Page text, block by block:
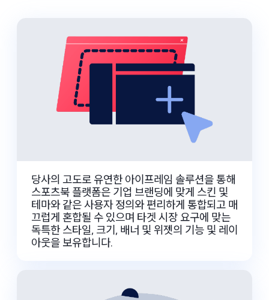
당사의 고도로 유연한 아이프레임 솔루션을 통해
스포츠북 플랫폼은 기업 브랜딩에 맞게 스킨 및
테마와 같은 사용자 정의와 편리하게 통합되고 매
끄럽게 혼합될 수 있으며 타겟 시장 요구에 맞는
독특한 스타일, 크기, 배너 및 위젯의 기능 및 레이
아웃을 보유합니다.